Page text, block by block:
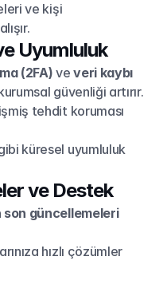
ve kişi
Uyumluluk
(2FA) ve veri kaybı
güvenliği artırır.
tehdit koruması
küresel uyumluluk
ve Destek
son güncellemeleri
hızlı çözümler